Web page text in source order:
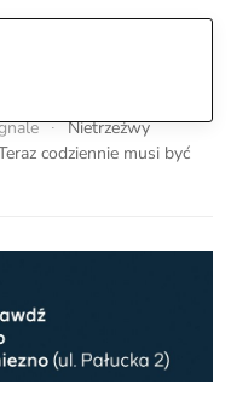
Nietrzeźwy
codziennie musi być